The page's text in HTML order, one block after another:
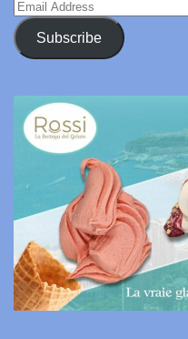
Email
Address
Subscribe